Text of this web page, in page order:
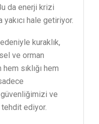
da enerji krizi
hale getiriyor.
kuraklık,
ve orman
sıklığı hem
ve
tehdit ediyor.